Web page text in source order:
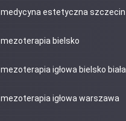
medycyna estetyczna szczecin
mezoterapia bielsko
mezoterapia igłowa bielsko biała
mezoterapia igłowa warszawa